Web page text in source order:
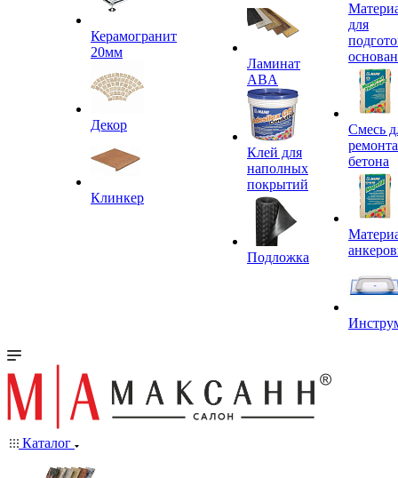
Керамогранит
20мм
Декор
Клинкер
Ламинат
ABA
Клей для
наполных
покрытий
Подложка
для
Смесь
ремонта
бетона
Каталог